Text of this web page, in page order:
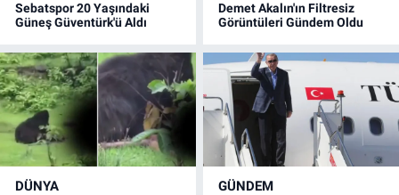
Sebatspor 20 Yaşındaki
Güneş Güventürk'ü Aldı
Demet Akalın'ın Filtresiz
Görüntüleri Gündem Oldu
DÜNYA GÜNDEM